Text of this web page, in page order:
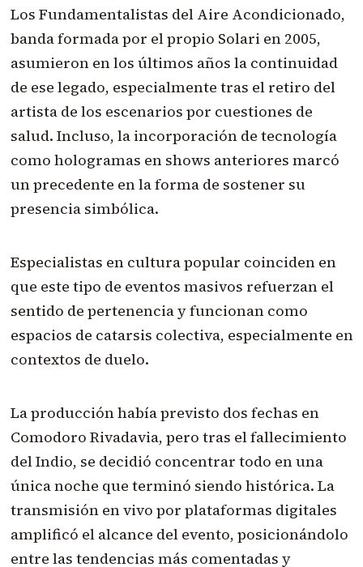
Los Fundamentalistas del Aire Acondicionado,
banda formada por el propio Solari en 2005,
asumieron en los últimos años la continuidad
de ese legado, especialmente tras el retiro del
artista de los escenarios por cuestiones de
salud. Incluso, la incorporación de tecnología
como hologramas en shows anteriores marcó
un precedente en la forma de sostener su
presencia simbólica.
Especialistas en cultura popular coinciden en
que este tipo de eventos masivos refuerzan el
sentido de pertenencia y funcionan como
espacios de catarsis colectiva, especialmente en
contextos de duelo.
La producción había previsto dos fechas en
Comodoro Rivadavia, pero tras el fallecimiento
del Indio, se decidió concentrar todo en una
única noche que terminó siendo histórica. La
transmisión en vivo por plataformas digitales
amplificó el alcance del evento, posicionándolo
entre las tendencias más comentadas y